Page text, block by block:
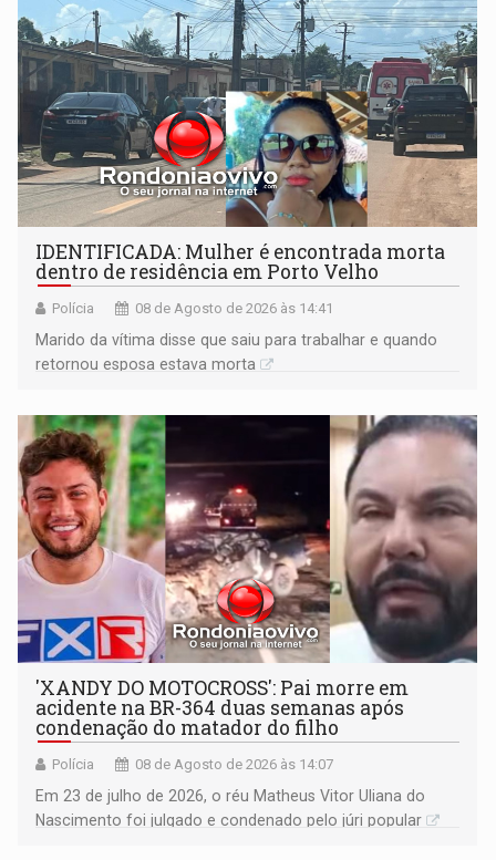
IDENTIFICADA: Mulher é encontrada morta
dentro de residência em Porto Velho
Polícia 08 de Agosto de 2026 às 14:41
Marido da vítima disse que saiu para trabalhar e quando
retornou esposa estava morta
'XANDY DO MOTOCROSS': Pai morre em
acidente na BR-364 duas semanas após
condenação do matador do filho
Polícia 08 de Agosto de 2026 às 14:07
Em 23 de julho de 2026, o réu Matheus Vitor Uliana do
Nascimento foi julgado e condenado pelo júri popular